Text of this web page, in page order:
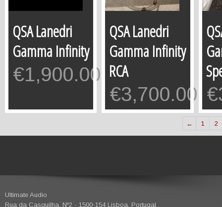
QSA Lanedri
Gamma Infinity
€1,900.00
QSA Lanedri
Gamma Infinity
RCA
€3,700.00 €
← 1 2
Ultimate Audio
Rua da Casquilha, Nº2 - 1500-154 Lisboa. Portugal.